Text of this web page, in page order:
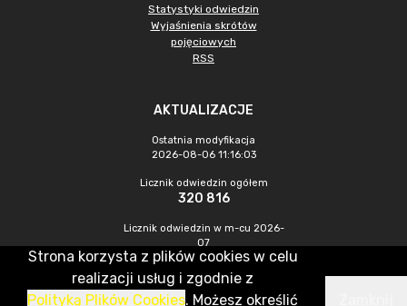
Statystyki odwiedzin
Wyjaśnienia skrótów
pojęciowych
RSS
AKTUALIZACJE
Ostatnia modyfikacja
2026-08-06 11:16:03
Licznik odwiedzin ogółem
320 816
Licznik odwiedzin w m-cu 2026-
07
875
CMS & Hosting: Nefeni Sp. z o.o.
Strona korzysta z plików cookies w celu
realizacji usług i zgodnie z
Polityką Plików Cookies. Możesz określić